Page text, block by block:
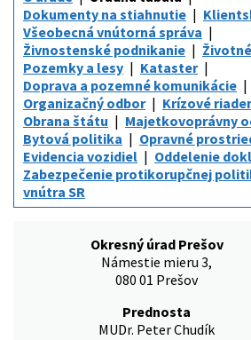
Dokumenty na stiahnutie
Všeobecná vnútorná správa
Živnostenské podnikanie
Pozemky a lesy
Kataster
Doprava a pozemné komunikácie
Organizačný odbor
Krízové
Obrana štátu
Majetkovoprávny
Bytová politika
Opravné
Evidencia vozidiel
Oddelenie
Zabezpečenie protikorupčnej
vnútra SR
Okresný úrad Prešov
Námestie mieru 3,
080 01 Prešov
Prednosta
MUDr. Peter Chudík